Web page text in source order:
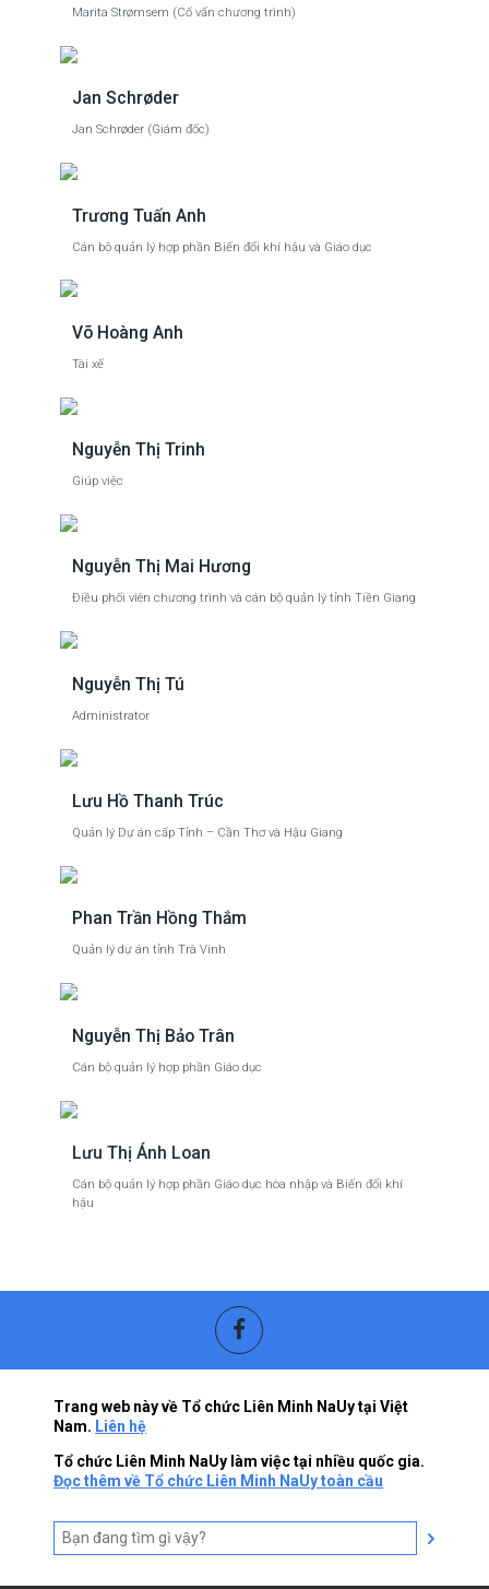
Marita Strømsem (Cố vấn chương trình)
Jan Schrøder
Jan Schrøder (Giám đốc)
Trương Tuấn Anh
Cán bộ quản lý hợp phần Biến đổi khí hậu và Giáo dục
Võ Hoàng Anh
Tài xế
Nguyễn Thị Trinh
Giúp việc
Nguyễn Thị Mai Hương
Điều phối viên chương trình và cán bộ quản lý tỉnh Tiền Giang
Nguyễn Thị Tú
Administrator
Lưu Hồ Thanh Trúc
Quản lý Dự án cấp Tỉnh – Cần Thơ và Hậu Giang
Phan Trần Hồng Thắm
Quản lý dự án tỉnh Trà Vinh
Nguyễn Thị Bảo Trân
Cán bộ quản lý hợp phần Giáo dục
Lưu Thị Ánh Loan
Cán bộ quản lý hợp phần Giáo dục hòa nhập và Biến đổi khí
hậu
Trang web này về Tổ chức Liên Minh NaUy tại Việt
Nam. Liên hệ
Tổ chức Liên Minh NaUy làm việc tại nhiều quốc gia.
Đọc thêm về Tổ chức Liên Minh NaUy toàn cầu